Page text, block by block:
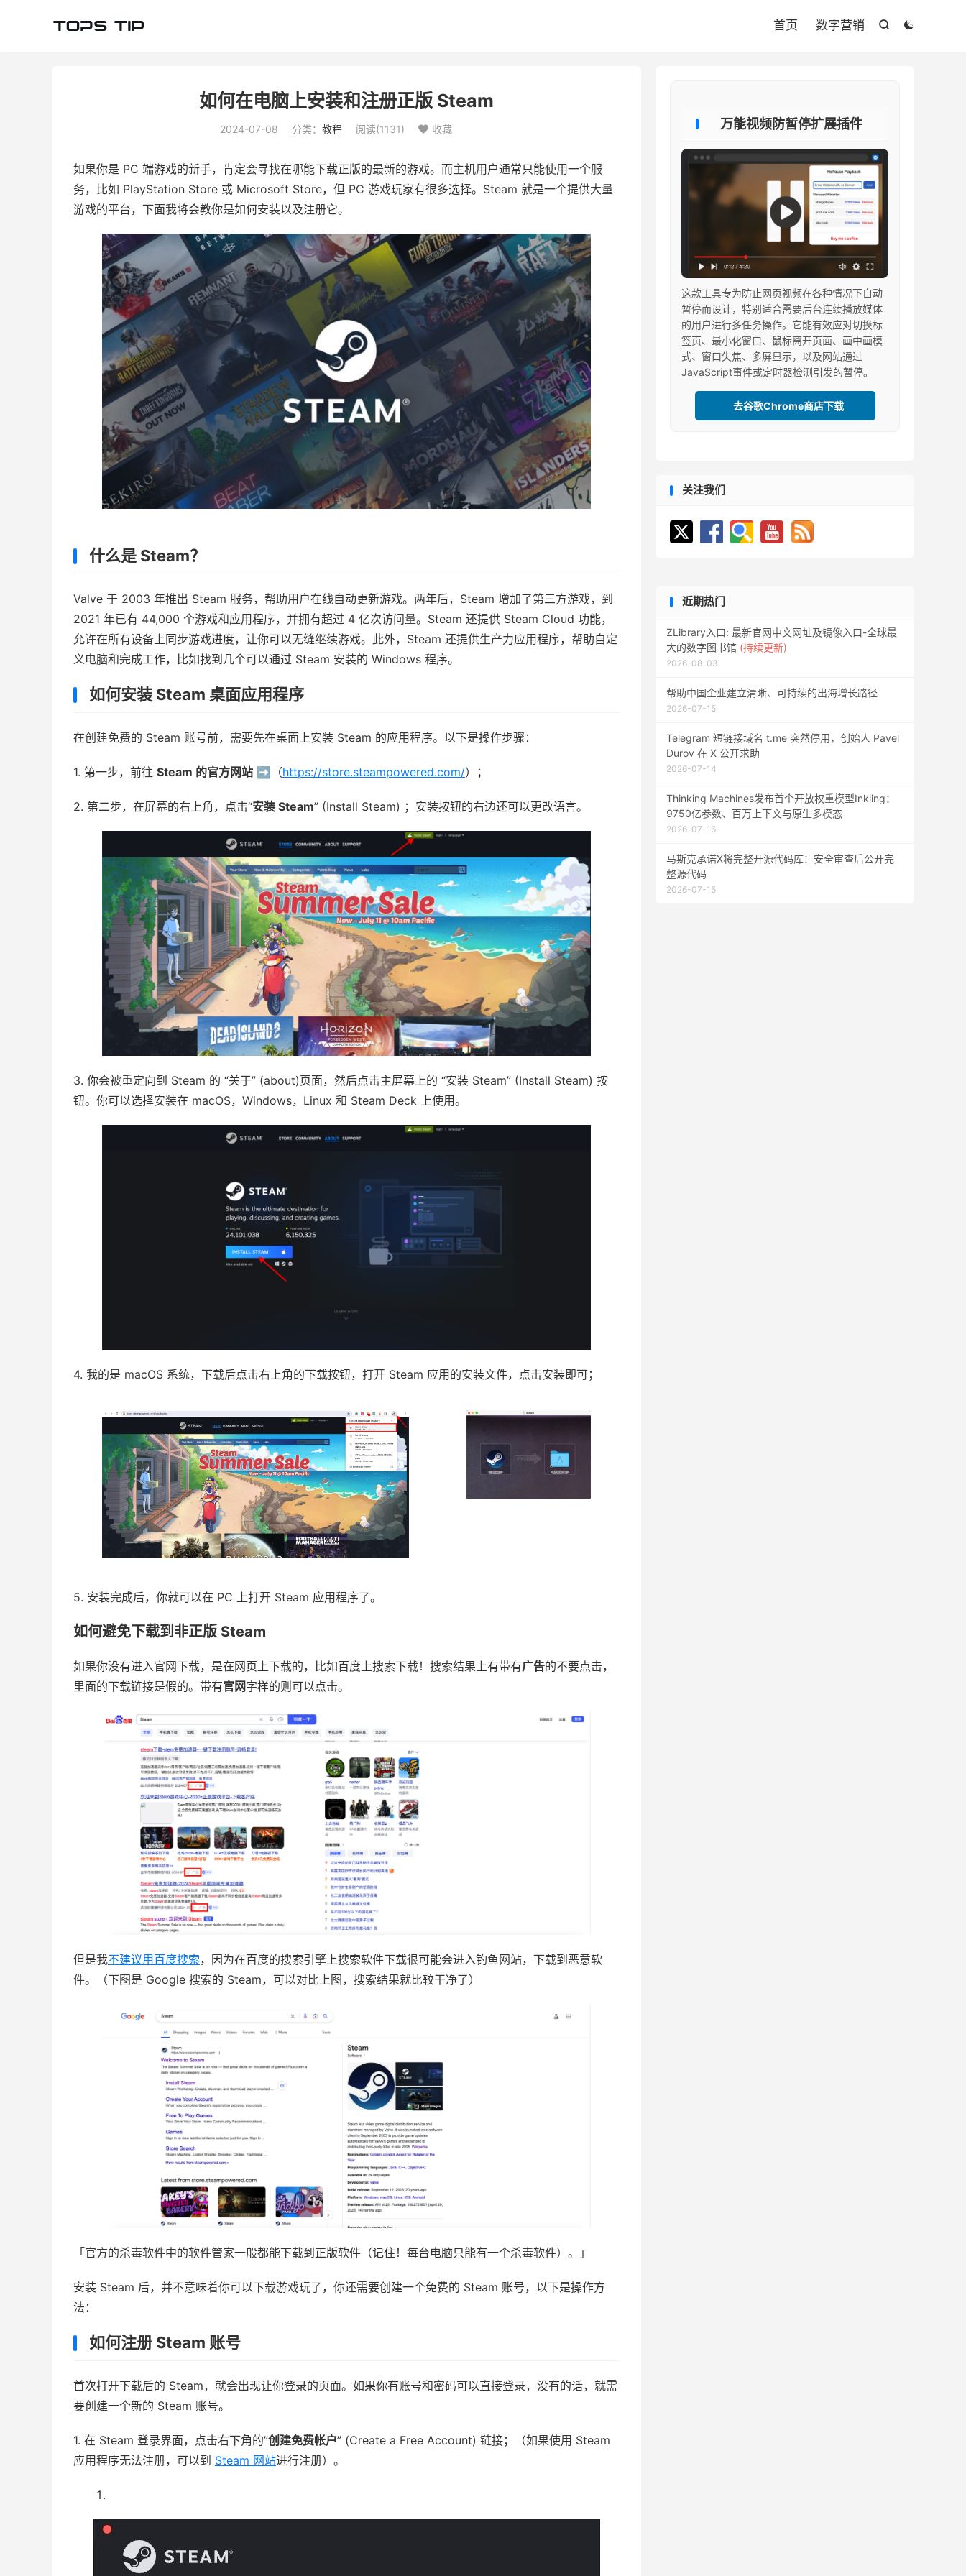


首页 数字营销
如何在电脑上安装和注册正版 Steam
2024-07-08 分类： 教程 阅读(1131)  收藏
如果你是 PC 端游戏的新手，肯定会寻找在哪能下载正版的最新的游戏。而主机用户通常只能使用一个服
务，比如 PlayStation Store 或 Microsoft Store，但 PC 游戏玩家有很多选择。Steam 就是一个提供大量
游戏的平台，下面我将会教你是如何安装以及注册它。
什么是 Steam？
Valve 于 2003 年推出 Steam 服务，帮助用户在线自动更新游戏。两年后，Steam 增加了第三方游戏，到
2021 年已有 44,000 个游戏和应用程序，并拥有超过 4 亿次访问量。Steam 还提供 Steam Cloud 功能，
允许在所有设备上同步游戏进度，让你可以无缝继续游戏。此外，Steam 还提供生产力应用程序，帮助自定
义电脑和完成工作，比如找到几个可以通过 Steam 安装的 Windows 程序。
如何安装 Steam 桌面应用程序
在创建免费的 Steam 账号前，需要先在桌面上安装 Steam 的应用程序。以下是操作步骤：
1. 第一步，前往 Steam 的官方网站 ➡️（https://store.steampowered.com/）；
2. 第二步，在屏幕的右上角，点击“安装 Steam” (Install Steam) ；安装按钮的右边还可以更改语言。
3. 你会被重定向到 Steam 的 “关于” (about)页面，然后点击主屏幕上的 “安装 Steam” (Install Steam) 按
钮。你可以选择安装在 macOS，Windows，Linux 和 Steam Deck 上使用。
4. 我的是 macOS 系统，下载后点击右上角的下载按钮，打开 Steam 应用的安装文件，点击安装即可；
5. 安装完成后，你就可以在 PC 上打开 Steam 应用程序了。
如何避免下载到非正版 Steam
如果你没有进入官网下载，是在网页上下载的，比如百度上搜索下载！搜索结果上有带有广告的不要点击，
里面的下载链接是假的。带有官网字样的则可以点击。
但是我不建议用百度搜索，因为在百度的搜索引擎上搜索软件下载很可能会进入钓鱼网站，下载到恶意软
件。（下图是 Google 搜索的 Steam，可以对比上图，搜索结果就比较干净了）
「官方的杀毒软件中的软件管家一般都能下载到正版软件（记住！每台电脑只能有一个杀毒软件）。」
安装 Steam 后，并不意味着你可以下载游戏玩了，你还需要创建一个免费的 Steam 账号，以下是操作方
法：
如何注册 Steam 账号
首次打开下载后的 Steam，就会出现让你登录的页面。如果你有账号和密码可以直接登录，没有的话，就需
要创建一个新的 Steam 账号。
1. 在 Steam 登录界面，点击右下角的”创建免费帐户” (Create a Free Account) 链接；（如果使用 Steam
应用程序无法注册，可以到 Steam 网站进行注册）。
万能视频防暂停扩展插件
这款工具专为防止网页视频在各种情况下自动
暂停而设计，特别适合需要后台连续播放媒体
的用户进行多任务操作。它能有效应对切换标
签页、最小化窗口、鼠标离开页面、画中画模
式、窗口失焦、多屏显示，以及网站通过
JavaScript事件或定时器检测引发的暂停。
去谷歌Chrome商店下载
关注我们
近期热门
ZLibrary入口: 最新官网中文网址及镜像入口-全球最
大的数字图书馆 (持续更新)
2026-08-03
帮助中国企业建立清晰、可持续的出海增长路径
2026-07-15
Telegram 短链接域名 t.me 突然停用，创始人 Pavel
Durov 在 X 公开求助
2026-07-14
Thinking Machines发布首个开放权重模型Inkling：
9750亿参数、百万上下文与原生多模态
2026-07-16
马斯克承诺X将完整开源代码库：安全审查后公开完
整源代码
2026-07-15